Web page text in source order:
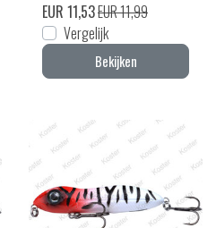
EUR 11,53EUR 11,99
Vergelijk
Bekijken